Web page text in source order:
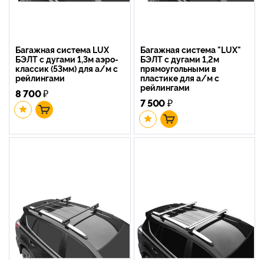
Багажная система LUX
БЭЛТ с дугами 1,3м аэро-
классик (53мм) для а/м с
рейлингами
8 700₽
Багажная система "LUX"
БЭЛТ с дугами 1,2м
прямоугольными в
пластике для а/м с
рейлингами
7 500₽